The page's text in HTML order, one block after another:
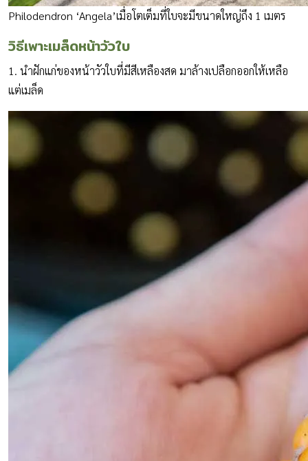
Philodendron ‘Angela’เมื่อโตเต็มที่ใบจะมีขนาดใหญ่ถึง 1 เมตร
วิธีเพาะเมล็ดหน้าวัวใบ
1. นำฝักแก่ของหน้าวัวใบที่มีสีเหลืองสด มาล้างเปลือกออกให้เหลือ
แต่เมล็ด